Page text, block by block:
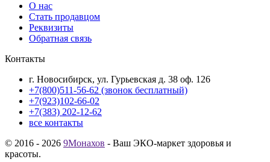
О нас
Стать продавцом
Реквизиты
Обратная связь
Контакты
г. Новосибирск, ул. Гурьевская д. 38 оф. 126
+7(800)511-56-62 (звонок бесплатный)
+7(923)102-66-02
+7(383) 202-12-62
все контакты
© 2016 - 2026 9Монахов - Ваш ЭКО-маркет здоровья и
красоты.